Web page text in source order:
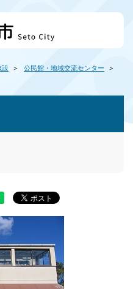
設
公民館・地域交流センター